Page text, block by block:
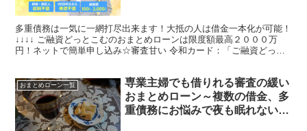
になります。審査は激甘です
多重債務は一気に一網打尽出来ます！大抵の人は借金一本化が可能！
↓↓↓↓ ご融資どっとこむのおまとめローンは限度額最高２０００万
円！ネットで簡単申し込み☆審査甘い 令和カード：「ご融資どっと
おまとめローン一覧
専業主婦でも借りれる審査の緩い
おまとめローン～複数の借金、多
重債務にお悩みで夜も眠れない専